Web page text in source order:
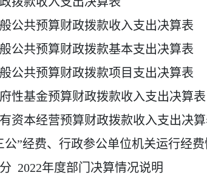
公共预算财政拨款收入支出决算表
公共预算财政拨款基本支出决算表
公共预算财政拨款项目支出决算表
性基金预算财政拨款收入支出决算表
资本经营预算财政拨款收入支出决
公”经费、行政参公单位机关运行经
2022年度部门决算情况说明